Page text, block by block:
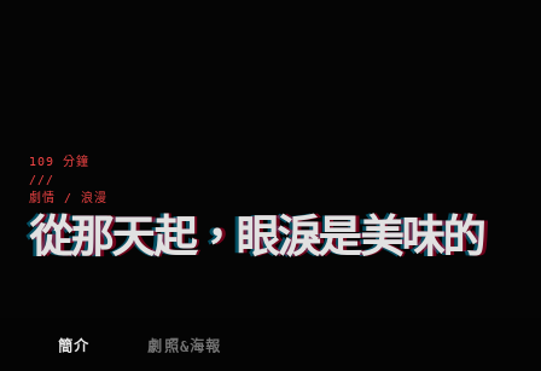
109 分鐘
///
劇情 / 浪漫
從那天起，眼淚是美味的
簡介 劇照&海報